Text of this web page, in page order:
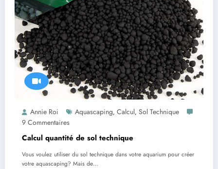
Annie Roi Aquascaping, Calcul, Sol Technique
9 Commentaires
Calcul quantité de sol technique
Vous voulez utiliser du sol technique dans votre aquarium pour créer
votre aquascaping? Mais de…